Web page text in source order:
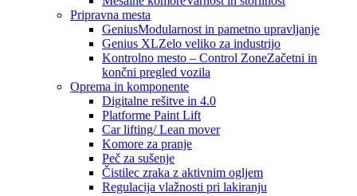
Pripravna mesta
GeniusModularnost in pametno upravljanje
Genius XLZelo veliko za industrijo
Kontrolno mesto – Control ZoneZačetni in
končni pregled vozila
Oprema in komponente
Digitalne rešitve in 4.0
Platforme Paint Lift
Car lifting/ Lean mover
Komore za pranje
Peč za sušenje
Čistilec zraka z aktivnim ogljem
Regulacija vlažnosti pri lakiranju